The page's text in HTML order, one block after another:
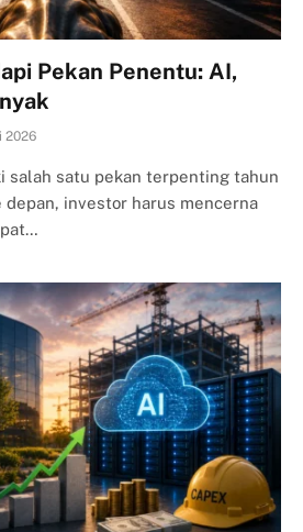
Pekan Penentu: AI,
2026
salah satu pekan terpenting tahun
depan, investor harus mencerna